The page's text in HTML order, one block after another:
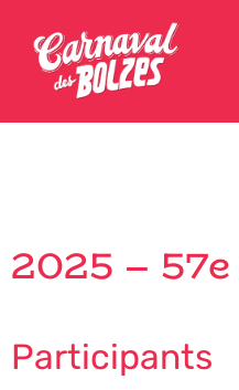
2025 –
Participants